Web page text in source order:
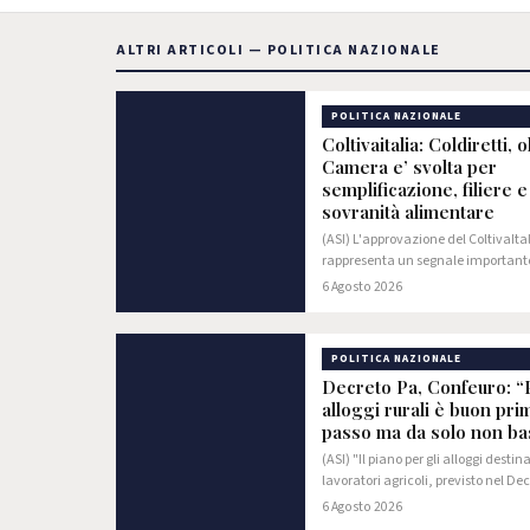
ALTRI ARTICOLI — POLITICA NAZIONALE
POLITICA NAZIONALE
Coltivaitalia: Coldiretti,
Camera e’ svolta per
semplificazione, filiere e
sovranità alimentare
(ASI) L'approvazione del
rappresenta un segnale
attenzione verso il mondo agricolo
6 Agosto 2026
POLITICA NAZIONALE
Decreto Pa, Confeuro:
alloggi rurali è buon
passo ma da solo non
(ASI) "Il piano per gli alloggi
lavoratori agricoli, previsto nel
varato dal Consiglio dei Ministri,
6 Agosto 2026